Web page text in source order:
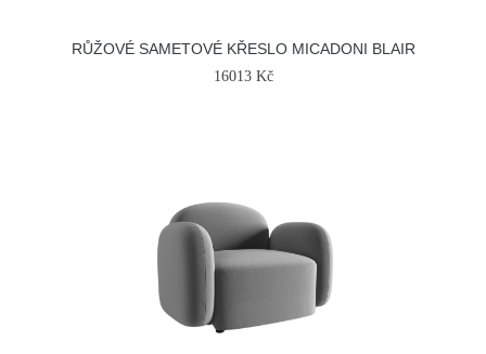
RŮŽOVÉ SAMETOVÉ KŘESLO MICADONI BLAIR
16013 Kč